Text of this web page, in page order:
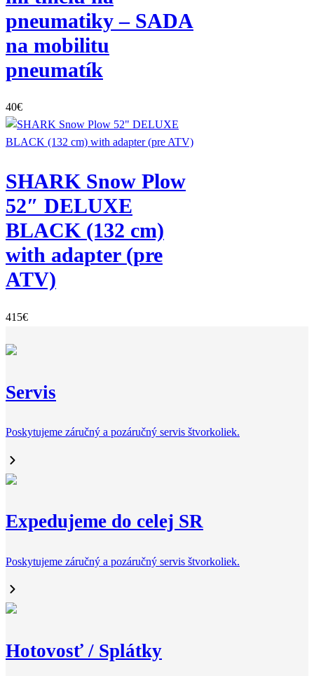
pneumatiky – SADA
na mobilitu
pneumatík
40€
SHARK Snow Plow
52″ DELUXE
BLACK (132 cm)
with adapter (pre
ATV)
415€
Servis
Poskytujeme záručný a pozáručný servis štvorkoliek.
Expedujeme do celej SR
Poskytujeme záručný a pozáručný servis štvorkoliek.
Hotovosť / Splátky